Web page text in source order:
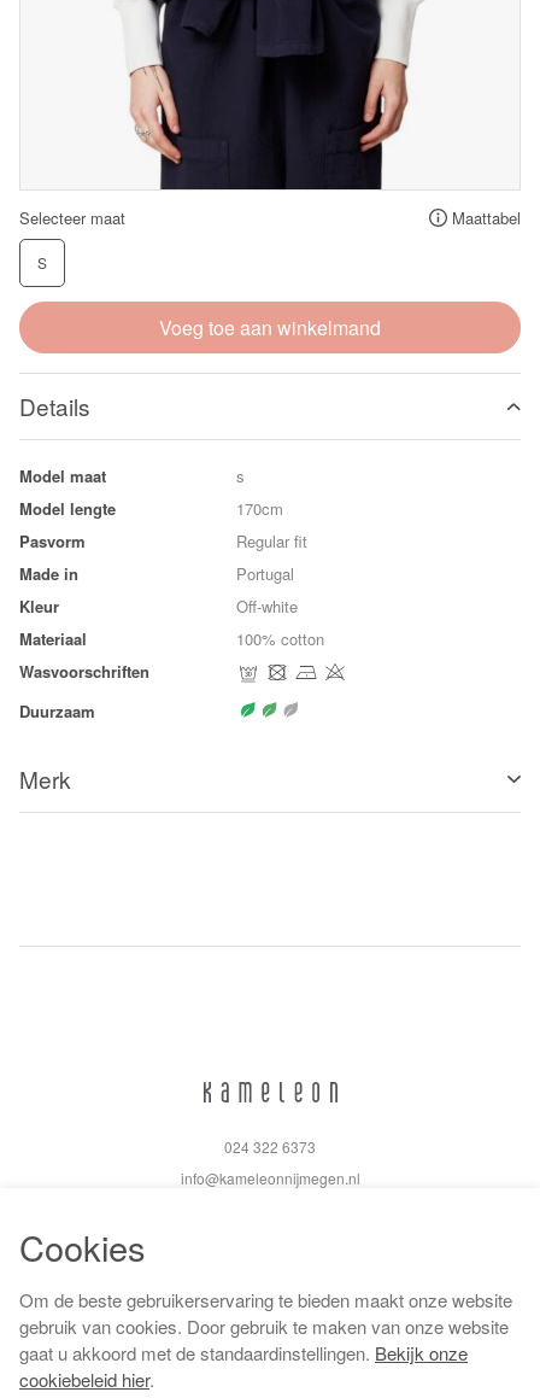
Selecteer maat Maattabel
S
Voeg toe aan winkelmand
Details
Model maat
s
Model lengte
170cm
Pasvorm
Regular fit
Made in
Portugal
Kleur
Off-white
Materiaal
100% cotton
Wasvoorschriften
Duurzaam
Merk
024 322 6373
info@kameleonnijmegen.nl
Algemene voorwaarden
Privacy policy
Cookiebeleid
Cookies
Om de beste gebruikerservaring te bieden maakt onze website
gebruik van cookies. Door gebruik te maken van onze website
gaat u akkoord met de standaardinstellingen. Bekijk onze
cookiebeleid hier.